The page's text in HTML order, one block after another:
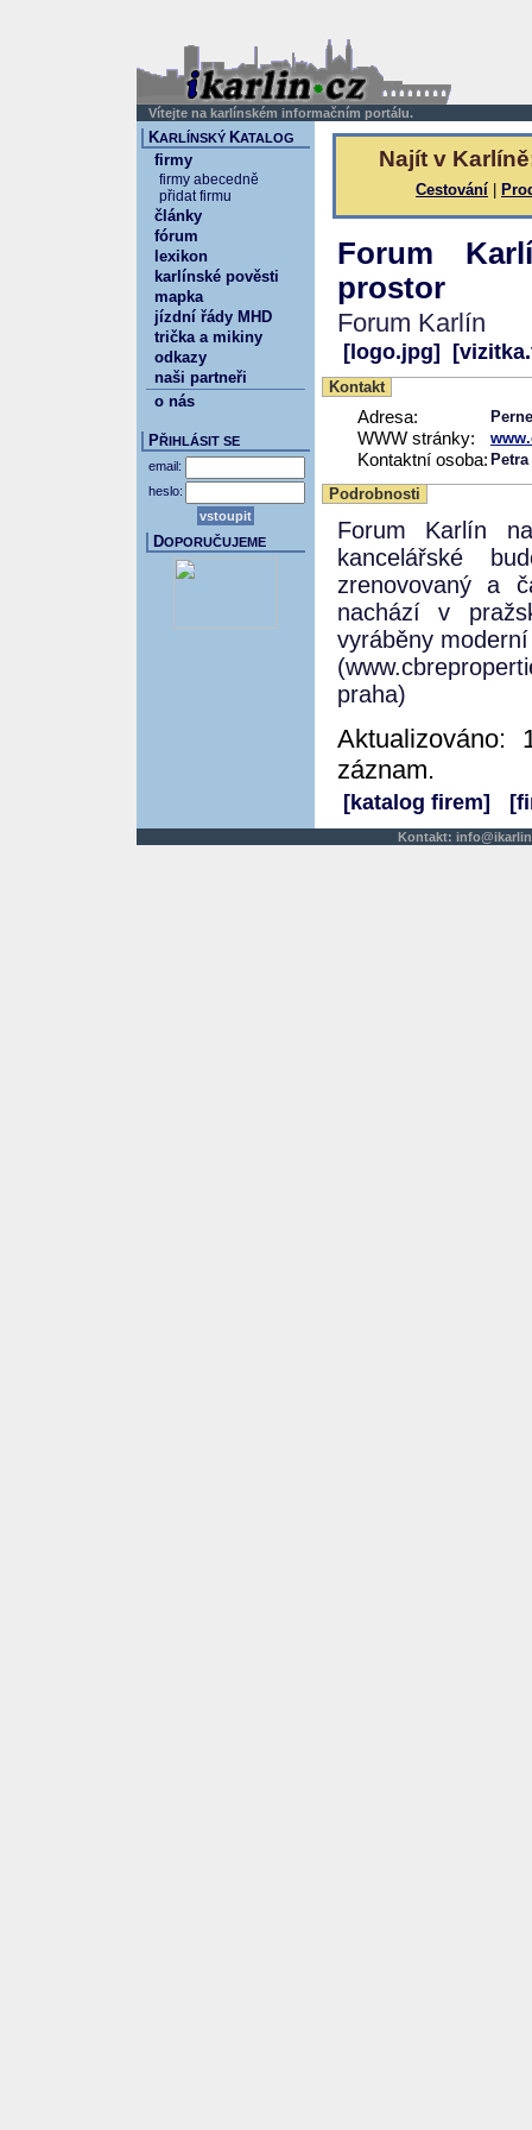
Vítejte na karlínském informačním portálu.
Najít v
Cestování
Forum
prostor
Forum Karlín
[logo.jpg]
Kontakt
Adresa:
WWW stránky:
Kontaktní osoba:
Podrobnosti
Forum Karlín
kancelářské
zrenovovaný a
nachází v
vyráběny
praha)
Aktualizováno:
záznam.
[katalog firem]
KARLÍNSKÝ KATALOG
firmy
firmy abecedně
přidat firmu
články
fórum
lexikon
karlínské pověsti
mapka
jízdní řády MHD
trička a mikiny
odkazy
naši partneři
o nás
PŘIHLÁSIT SE
email:
heslo:
DOPORUČUJEME
Kontakt: